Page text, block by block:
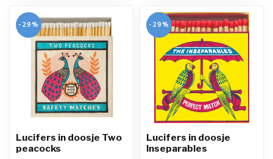
-29%
Lucifers in doosje Two
peacocks
-29%
Lucifers in doosje
Inseparables